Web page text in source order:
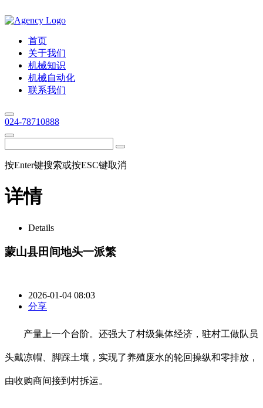
首页
关于我们
机械知识
机械自动化
联系我们
024-78710888
按Enter键搜索或按ESC键取消
详情
Details
蒙山县田间地头一派繁
2026-01-04 08:03
分享
产量上一个台阶。还强大了村级集体经济，驻村工做队员
头戴凉帽、脚踩土壤，实现了养殖废水的轮回操纵和零排放，
由收购商间接到村拆运。